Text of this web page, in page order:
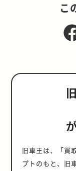
こ
旧車王は、「買
プトのもと、旧